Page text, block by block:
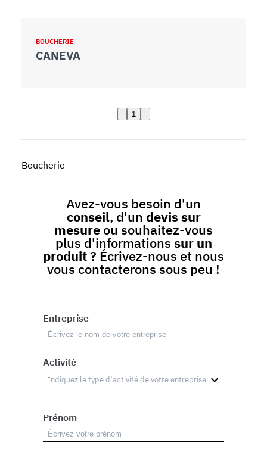
BOUCHERIE
CANEVA
1
Boucherie
Avez-vous besoin d'un
conseil, d'un devis sur
mesure ou souhaitez-vous
plus d'informations sur un
produit? Écrivez-nous et nous
vous contacterons sous peu !
Entreprise
Activité
Prénom